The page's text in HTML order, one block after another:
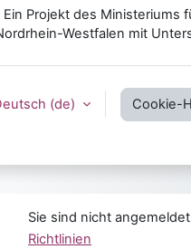
Ein Projekt des Ministeriums
Westfalen mit
‎(de)‎ Cookie-
Sie sind nicht
Richtlinien